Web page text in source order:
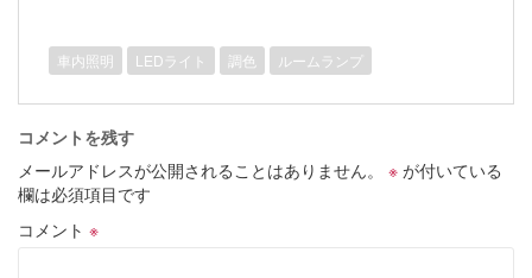
車内照明 LEDライト 調色 ルームランプ
コメントを残す
メールアドレスが公開されることはありません。
※ が付いている
欄は必須項目です
コメント ※